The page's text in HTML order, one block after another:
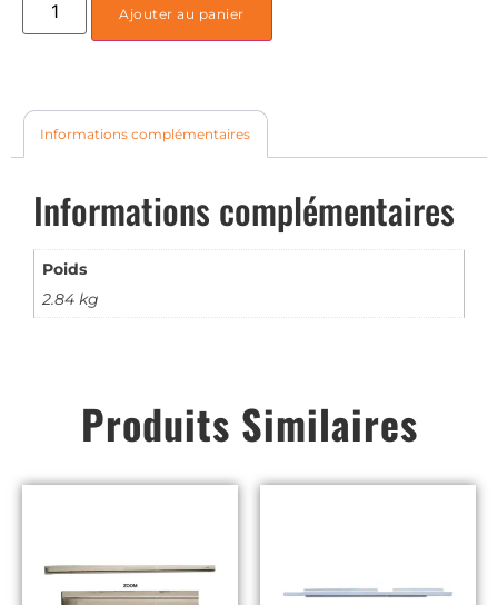
Ajouter au panier
Informations complémentaires
Informations complémentaires
Poids
2.84 kg
Produits Similaires